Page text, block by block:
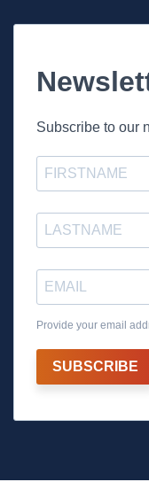
Subscribe to our
Provide your email
SUBSCRIBE